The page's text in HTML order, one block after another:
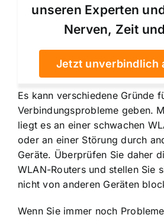
unseren Experten
Nerven, Zeit
Jetzt unverbindlich
Es kann verschiedene Gründe
Verbindungsprobleme geben.
liegt es an einer schwachen
oder an einer Störung durch
Geräte. Überprüfen Sie daher
WLAN-Routers und stellen Sie
nicht von anderen Geräten
Wenn Sie immer noch